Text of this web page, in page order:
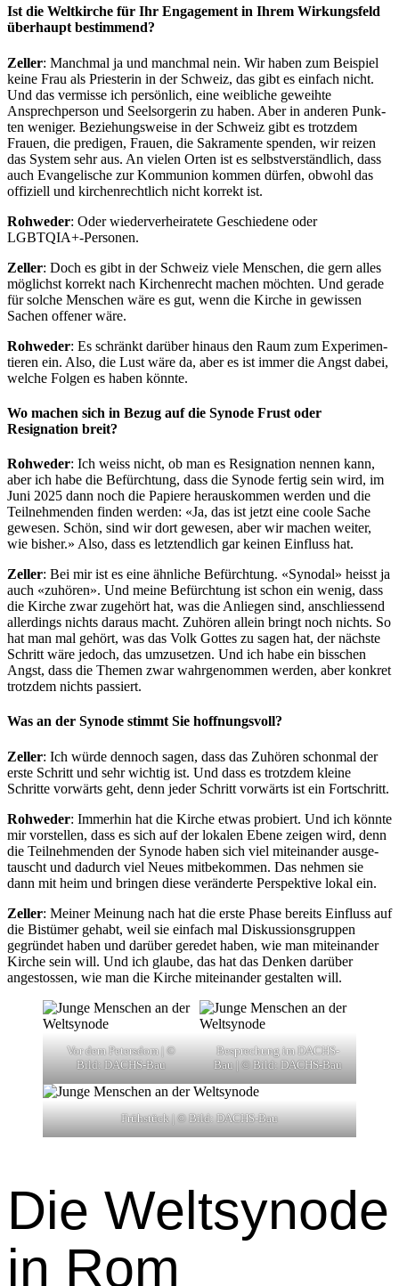
Ist die Weltkirche für Ihr Engagement in Ihrem Wirkungsfeld
überhaupt bestimmend?
Zeller: Manch­mal ja und manch­mal nein. Wir haben zum Beispiel
keine Frau als Pries­terin in der Schweiz, das gibt es ein­fach nicht.
Und das ver­misse ich per­sön­lich, eine weib­liche gewei­hte
Ansprech­per­son und Seel­sorg­erin zu haben. Aber in anderen Punk­
ten weniger. Beziehungsweise in der Schweiz gibt es trotz­dem
Frauen, die predi­gen, Frauen, die Sakra­mente spenden, wir reizen
das Sys­tem sehr aus. An vie­len Orten ist es selb­stver­ständlich, dass
auch Evan­ge­lis­che zur Kom­mu­nion kom­men dür­fen, obwohl das
offiziell und kirchen­rechtlich nicht kor­rekt ist.
Rohwed­er: Oder wiederver­heiratete Geschiedene oder
LGBTQIA+-Personen.
Zeller: Doch es gibt in der Schweiz viele Men­schen, die gern alles
möglichst kor­rekt nach Kirchen­recht machen möcht­en. Und ger­ade
für solche Men­schen wäre es gut, wenn die Kirche in gewis­sen
Sachen offen­er wäre.
Rohwed­er: Es schränkt darüber hin­aus den Raum zum Exper­i­men­
tieren ein. Also, die Lust wäre da, aber es ist immer die Angst dabei,
welche Fol­gen es haben kön­nte.
Wo machen sich in Bezug auf die Synode Frust oder
Resignation breit?
Rohwed­er: Ich weiss nicht, ob man es Res­ig­na­tion nen­nen kann,
aber ich habe die Befürch­tung, dass die Syn­ode fer­tig sein wird, im
Juni 2025 dann noch die Papiere her­auskom­men wer­den und die
Teil­nehmenden find­en wer­den: «Ja, das ist jet­zt eine coole Sache
gewe­sen. Schön, sind wir dort gewe­sen, aber wir machen weit­er,
wie bish­er.» Also, dass es let­z­tendlich gar keinen Ein­fluss hat.
Zeller: Bei mir ist es eine ähn­liche Befürch­tung. «Syn­odal» heisst ja
auch «zuhören». Und meine Befürch­tung ist schon ein wenig, dass
die Kirche zwar zuge­hört hat, was die Anliegen sind, anschliessend
allerd­ings nichts daraus macht. Zuhören allein bringt noch nichts. So
hat man mal gehört, was das Volk Gottes zu sagen hat, der näch­ste
Schritt wäre jedoch, das umzuset­zen. Und ich habe ein biss­chen
Angst, dass die The­men zwar wahrgenom­men wer­den, aber konkret
trotz­dem nichts passiert.
Was an der Synode stimmt Sie hoffnungsvoll?
Zeller: Ich würde den­noch sagen, dass das Zuhören schon­mal der
erste Schritt und sehr wichtig ist. Und dass es trotz­dem kleine
Schritte vor­wärts geht, denn jed­er Schritt vor­wärts ist ein Fortschritt.
Rohwed­er: Immer­hin hat die Kirche etwas pro­biert. Und ich kön­nte
mir vorstellen, dass es sich auf der lokalen Ebene zeigen wird, denn
die Teil­nehmenden der Syn­ode haben sich viel miteinan­der aus­ge­
tauscht und dadurch viel Neues mit­bekom­men. Das nehmen sie
dann mit heim und brin­gen diese verän­derte Per­spek­tive lokal ein.
Zeller: Mein­er Mei­n­ung nach hat die erste Phase bere­its Ein­fluss auf
die Bistümer gehabt, weil sie ein­fach mal Diskus­sion­s­grup­pen
gegrün­det haben und darüber gere­det haben, wie man miteinan­der
Kirche sein will. Und ich glaube, das hat das Denken darüber
angestossen, wie man die Kirche miteinan­der gestal­ten will.
Vor dem Peters­dom | ©
Bild: DACHS-Bau
Besprechung im DACHS-
Bau | © Bild: DACHS-Bau
Früh­stück | © Bild: DACHS-Bau
Die Welt­syn­ode
in Rom